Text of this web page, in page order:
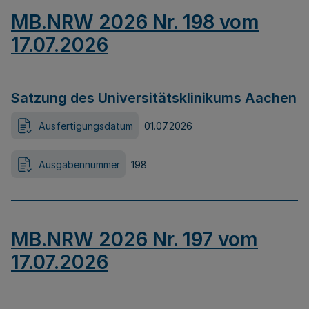
MB.NRW 2026 Nr. 198 vom
17.07.2026
Satzung des Universitätsklinikums Aachen
Ausfertigungsdatum 01.07.2026
Ausgabennummer 198
MB.NRW 2026 Nr. 197 vom
17.07.2026